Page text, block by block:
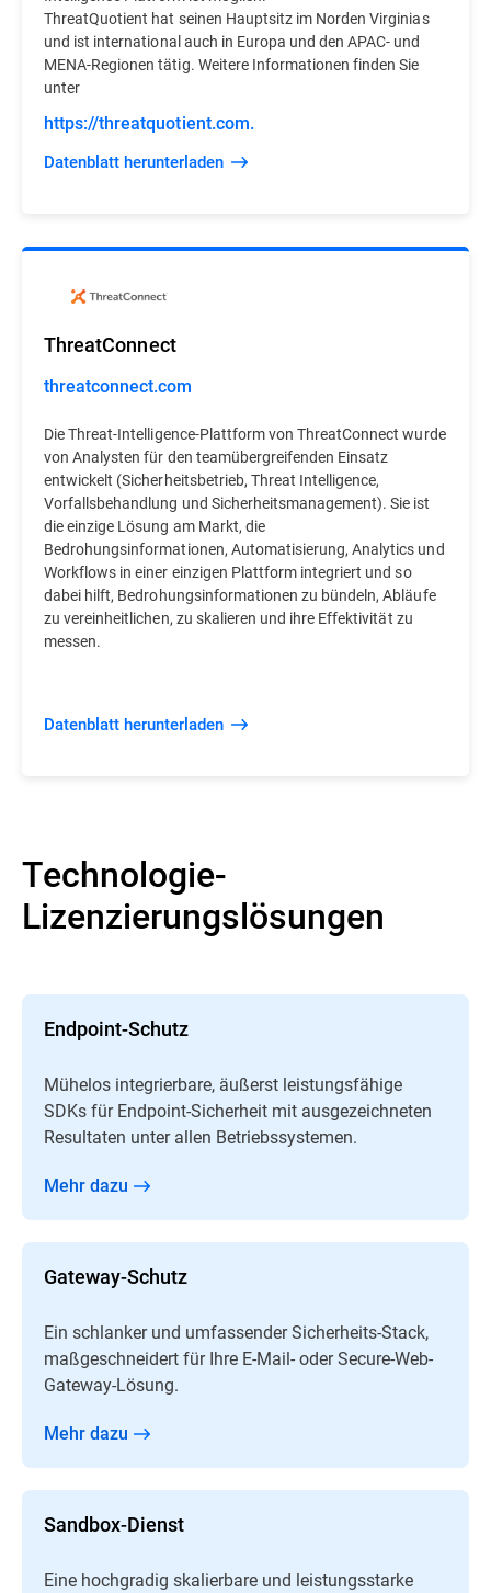
ThreatQuotient hat seinen Hauptsitz im Norden Virginias
und ist international auch in Europa und den APAC- und
MENA-Regionen tätig. Weitere Informationen finden Sie
unter
https://threatquotient.com.
Datenblatt herunterladen
ThreatConnect
threatconnect.com
Die Threat-Intelligence-Plattform von ThreatConnect wurde
von Analysten für den teamübergreifenden Einsatz
entwickelt (Sicherheitsbetrieb, Threat Intelligence,
Vorfallsbehandlung und Sicherheitsmanagement). Sie ist
die einzige Lösung am Markt, die
Bedrohungsinformationen, Automatisierung, Analytics und
Workflows in einer einzigen Plattform integriert und so
dabei hilft, Bedrohungsinformationen zu bündeln, Abläufe
zu vereinheitlichen, zu skalieren und ihre Effektivität zu
messen.
Datenblatt herunterladen
Technologie-
Lizenzierungslösungen
Endpoint-Schutz
Mühelos integrierbare, äußerst leistungsfähige
SDKs für Endpoint-Sicherheit mit ausgezeichneten
Resultaten unter allen Betriebssystemen.
Mehr dazu
Gateway-Schutz
Ein schlanker und umfassender Sicherheits-Stack,
maßgeschneidert für Ihre E-Mail- oder Secure-Web-
Gateway-Lösung.
Mehr dazu
Sandbox-Dienst
Eine hochgradig skalierbare und leistungsstarke